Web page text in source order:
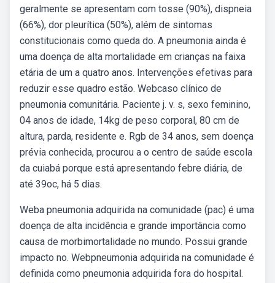
geralmente se apresentam com tosse (90%), dispneia
(66%), dor pleurítica (50%), além de sintomas
constitucionais como queda do. A pneumonia ainda é
uma doença de alta mortalidade em crianças na faixa
etária de um a quatro anos. Intervenções efetivas para
reduzir esse quadro estão. Webcaso clínico de
pneumonia comunitária. Paciente j. v. s, sexo feminino,
04 anos de idade, 14kg de peso corporal, 80 cm de
altura, parda, residente e. Rgb de 34 anos, sem doença
prévia conhecida, procurou a o centro de saúde escola
da cuiabá porque está apresentando febre diária, de
até 39oc, há 5 dias.
Weba pneumonia adquirida na comunidade (pac) é uma
doença de alta incidência e grande importância como
causa de morbimortalidade no mundo. Possui grande
impacto no. Webpneumonia adquirida na comunidade é
definida como pneumonia adquirida fora do hospital.